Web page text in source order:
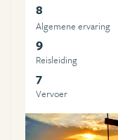
8
Algemene ervaring
9
Reisleiding
7
Vervoer